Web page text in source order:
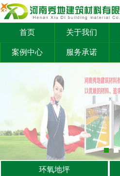
首页 关于我们
案例中心 服务承诺
环氧地坪